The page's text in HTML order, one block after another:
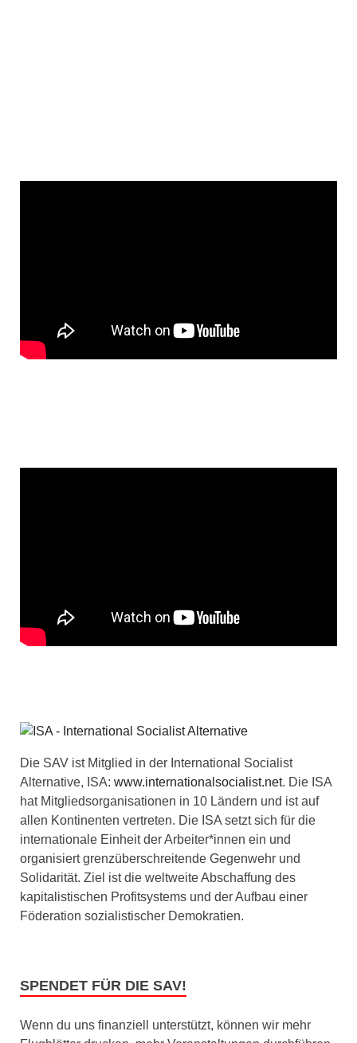
Die SAV ist Mitglied in der International Socialist
Alternative, ISA: www.internationalsocialist.net. Die ISA
hat Mitgliedsorganisationen in 10 Ländern und ist auf
allen Kontinenten vertreten. Die ISA setzt sich für die
internationale Einheit der Arbeiter*innen ein und
organisiert grenzüberschreitende Gegenwehr und
Solidarität. Ziel ist die weltweite Abschaffung des
kapitalistischen Profitsystems und der Aufbau einer
Föderation sozialistischer Demokratien.
SPENDET FÜR DIE SAV!
Wenn du uns finanziell unterstützt, können wir mehr